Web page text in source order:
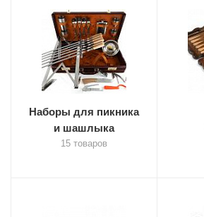
Наборы для пикника
и шашлыка
15 товаров